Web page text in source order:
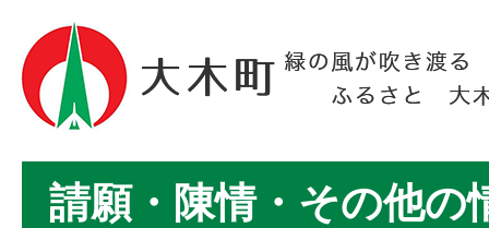
請願・陳情・その他の